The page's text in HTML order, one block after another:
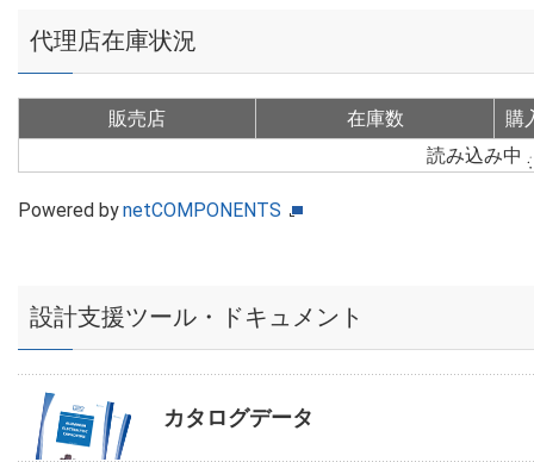
代理店在庫状況
販売店 在庫数
購
読み込み中
Powered bynetCOMPONENTS
設計支援ツール・ドキュメント
カタログデータ